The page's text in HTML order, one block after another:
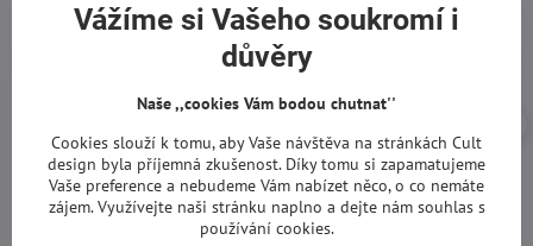
Vážíme si Vašeho soukromí i
důvěry
Naše ,,cookies Vám bodou chutnat''
Cookies slouží k tomu, aby Vaše návštěva na stránkách Cult
design byla příjemná zkušenost. Díky tomu si zapamatujeme
Vaše preference a nebudeme Vám nabízet něco, o co nemáte
zájem. Využívejte naši stránku naplno a dejte nám souhlas s
používání cookies.